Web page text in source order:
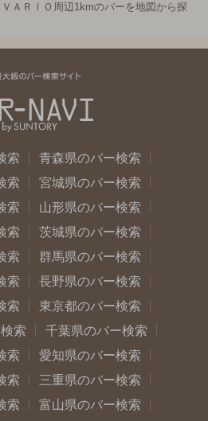
ＡＲＩＯ周辺1kmのバーを地図から探
索
青森県のバー検索
索
宮城県のバー検索
索
山形県のバー検索
索
茨城県のバー検索
索
群馬県のバー検索
索
長野県のバー検索
索
東京都のバー検索
索
千葉県のバー検索
索
愛知県のバー検索
索
三重県のバー検索
索
富山県のバー検索